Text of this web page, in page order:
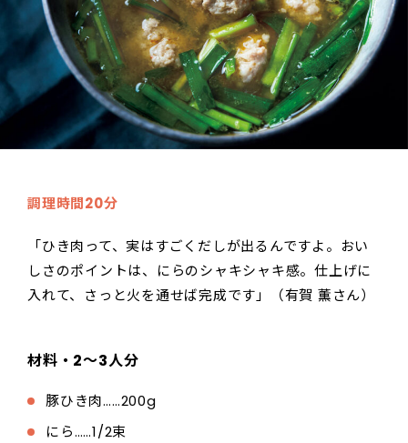
調理時間20分
「ひき肉って、実はすごくだしが出るんですよ。おい
しさのポイントは、にらのシャキシャキ感。仕上げに
入れて、さっと火を通せば完成です」（有賀 薫さん）
材料・2～3人分
豚ひき肉……200g
にら……1/2束